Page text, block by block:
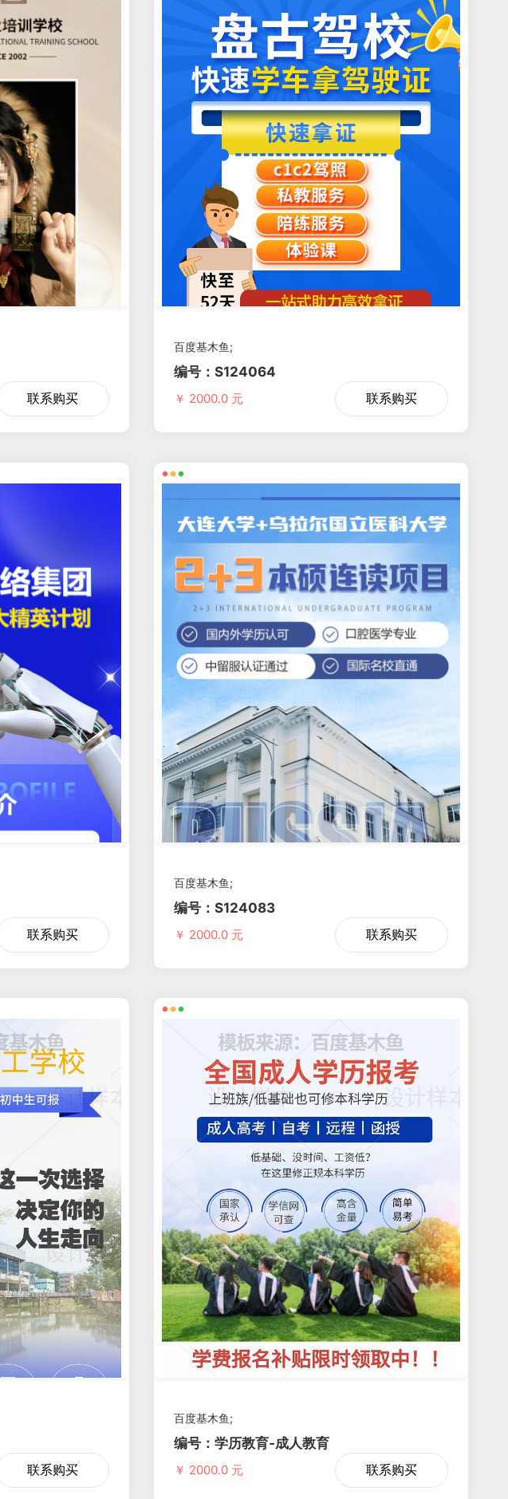
联系购买
百度基木鱼;
编号：S124064
￥ 2000.0 元 联系购买
联系购买
百度基木鱼;
编号：S124083
￥ 2000.0 元 联系购买
联系购买
百度基木鱼;
编号：学历教育-成人教育
￥ 2000.0 元 联系购买